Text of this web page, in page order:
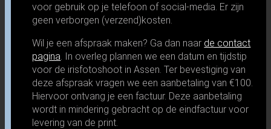
voor gebruik op je telefoon of social-media. Er zijn
geen verborgen (verzend)kosten.
Wil je een afspraak maken? Ga dan naar de contact
pagina . In overleg plannen we een datum en tijdstip
voor de irisfotoshoot in Assen. Ter bevestiging van
deze afspraak vragen we een aanbetaling van €100.
Hiervoor ontvang je een factuur. Deze aanbetaling
wordt in mindering gebracht op de eindfactuur voor
levering van de print.